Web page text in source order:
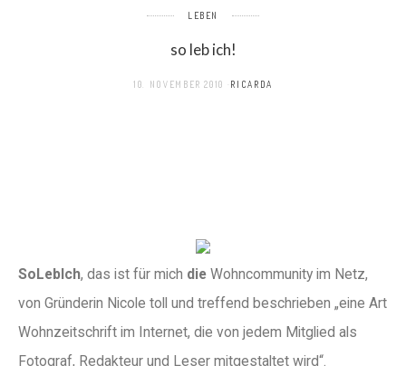
LEBEN
so leb ich!
10. NOVEMBER 2010 RICARDA
SoLebIch, das ist für mich die Wohncommunity im Netz,
von Gründerin Nicole toll und treffend beschrieben „eine Art
Wohnzeitschrift im Internet, die von jedem Mitglied als
Fotograf, Redakteur und Leser mitgestaltet wird“.